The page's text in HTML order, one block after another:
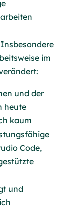
im
und der
heute
kaum
Code,
und